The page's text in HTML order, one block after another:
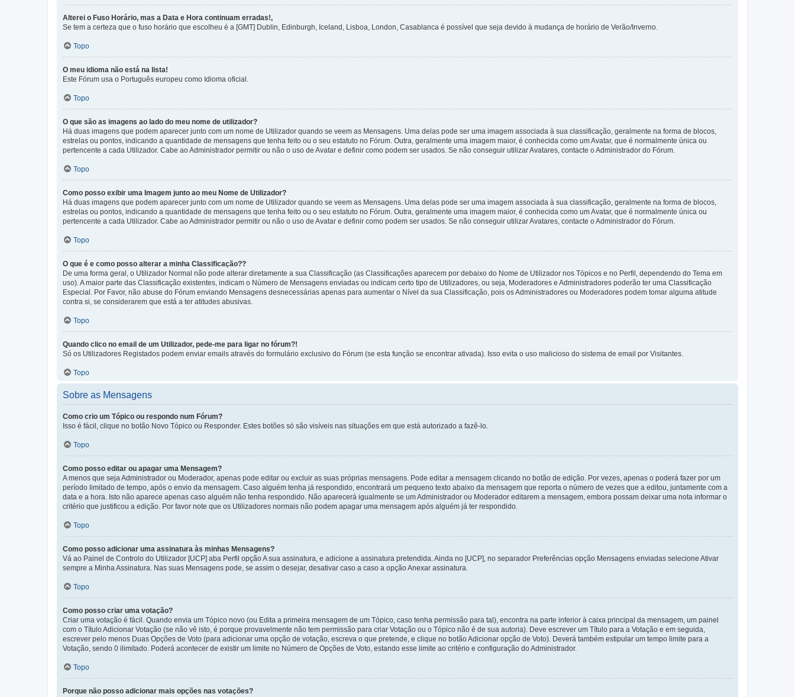
Alterei o Fuso Horário, mas a Data e Hora continuam erradas!,
Se tem a certeza que o fuso horário que escolheu é a [GMT] Dublin, Edinburgh, Iceland, Lisboa, London, Casablanca é possível que seja devido à mudança de horário de Verão/Inverno.
Topo
O meu idioma não está na lista!
Este Fórum usa o Português europeu como Idioma oficial.
Topo
O que são as imagens ao lado do meu nome de utilizador?
Há duas imagens que podem aparecer junto com um nome de Utilizador quando se veem as Mensagens. Uma delas pode ser uma imagem associada à sua classificação, geralmente na forma de blocos,
estrelas ou pontos, indicando a quantidade de mensagens que tenha feito ou o seu estatuto no Fórum. Outra, geralmente uma imagem maior, é conhecida como um Avatar, que é normalmente única ou
pertencente a cada Utilizador. Cabe ao Administrador permitir ou não o uso de Avatar e definir como podem ser usados. Se não conseguir utilizar Avatares, contacte o Administrador do Fórum.
Topo
Como posso exibir uma Imagem junto ao meu Nome de Utilizador?
Há duas imagens que podem aparecer junto com um nome de Utilizador quando se veem as Mensagens. Uma delas pode ser uma imagem associada à sua classificação, geralmente na forma de blocos,
estrelas ou pontos, indicando a quantidade de mensagens que tenha feito ou o seu estatuto no Fórum. Outra, geralmente uma imagem maior, é conhecida como um Avatar, que é normalmente única ou
pertencente a cada Utilizador. Cabe ao Administrador permitir ou não o uso de Avatar e definir como podem ser usados. Se não conseguir utilizar Avatares, contacte o Administrador do Fórum.
Topo
O que é e como posso alterar a minha Classificação??
De uma forma geral, o Utilizador Normal não pode alterar diretamente a sua Classificação (as Classificações aparecem por debaixo do Nome de Utilizador nos Tópicos e no Perfil, dependendo do Tema em
uso). A maior parte das Classificação existentes, indicam o Número de Mensagens enviadas ou indicam certo tipo de Utilizadores, ou seja, Moderadores e Administradores poderão ter uma Classificação
Especial. Por Favor, não abuse do Fórum enviando Mensagens desnecessárias apenas para aumentar o Nível da sua Classificação, pois os Administradores ou Moderadores podem tomar alguma atitude
contra si, se considerarem que está a ter atitudes abusivas.
Topo
Quando clico no email de um Utilizador, pede-me para ligar no fórum?!
Só os Utilizadores Registados podem enviar emails através do formulário exclusivo do Fórum (se esta função se encontrar ativada). Isso evita o uso malicioso do sistema de email por Visitantes.
Topo
Sobre as Mensagens
Como crio um Tópico ou respondo num Fórum?
Isso é fácil, clique no botão Novo Tópico ou Responder. Estes botões só são visíveis nas situações em que está autorizado a fazê-lo.
Topo
Como posso editar ou apagar uma Mensagem?
A menos que seja Administrador ou Moderador, apenas pode editar ou excluir as suas próprias mensagens. Pode editar a mensagem clicando no botão de edição. Por vezes, apenas o poderá fazer por um
período limitado de tempo, após o envio da mensagem. Caso alguém tenha já respondido, encontrará um pequeno texto abaixo da mensagem que reporta o número de vezes que a editou, juntamente com a
data e a hora. Isto não aparece apenas caso alguém não tenha respondido. Não aparecerá igualmente se um Administrador ou Moderador editarem a mensagem, embora possam deixar uma nota informar o
critério que justificou a edição. Por favor note que os Utilizadores normais não podem apagar uma mensagem após alguém já ter respondido.
Topo
Como posso adicionar uma assinatura às minhas Mensagens?
Vá ao Painel de Controlo do Utilizador [UCP] aba Perfil opção A sua assinatura, e adicione a assinatura pretendida. Ainda no [UCP], no separador Preferências opção Mensagens enviadas selecione Ativar
sempre a Minha Assinatura. Nas suas Mensagens pode, se assim o desejar, desativar caso a caso a opção Anexar assinatura.
Topo
Como posso criar uma votação?
Criar uma votação é fácil. Quando envia um Tópico novo (ou Edita a primeira mensagem de um Tópico, caso tenha permissão para tal), encontra na parte inferior à caixa principal da mensagem, um painel
com o Título Adicionar Votação (se não vê isto, é porque provavelmente não tem permissão para criar Votação ou o Tópico não é de sua autoria). Deve escrever um Título para a Votação e em seguida,
escrever pelo menos Duas Opções de Voto (para adicionar uma opção de votação, escreva o que pretende, e clique no botão Adicionar opção de Voto). Deverá também estipular um tempo limite para a
Votação, sendo 0 ilimitado. Poderá acontecer de existir um limite no Número de Opções de Voto, estando esse limite ao critério e configuração do Administrador.
Topo
Porque não posso adicionar mais opções nas votações?